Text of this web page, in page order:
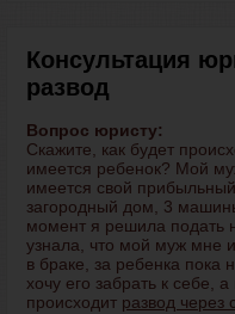
Консультация
развод
Вопрос юристу:
Скажите, как будет
имеется ребенок? Мой
имеется свой
загородный дом, 3
момент я решила подать
узнала, что мой муж мне
в браке, за ребенка пока
хочу его забрать к себе,
происходит развод через